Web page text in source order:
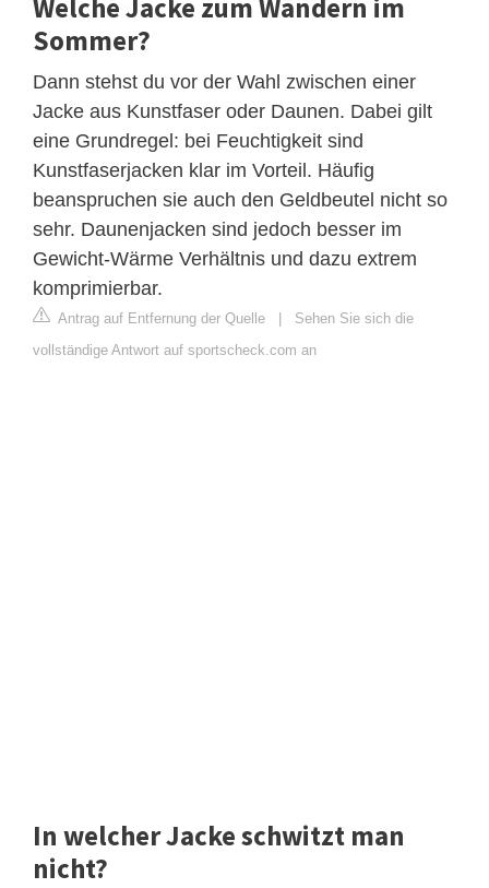
Welche Jacke zum Wandern im
Sommer?
Dann stehst du vor der Wahl zwischen einer
Jacke aus Kunstfaser oder Daunen. Dabei gilt
eine Grundregel: bei Feuchtigkeit sind
Kunstfaserjacken klar im Vorteil. Häufig
beanspruchen sie auch den Geldbeutel nicht so
sehr. Daunenjacken sind jedoch besser im
Gewicht-Wärme Verhältnis und dazu extrem
komprimierbar.
Antrag auf Entfernung der Quelle
Sehen Sie sich die
vollständige Antwort auf sportscheck.com an
In welcher Jacke schwitzt man
nicht?